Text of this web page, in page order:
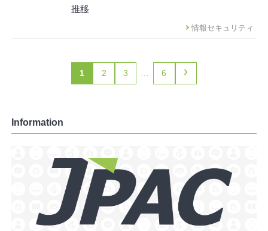
推移
情報セキュリティ
1 2 3 … 6 ›
Information